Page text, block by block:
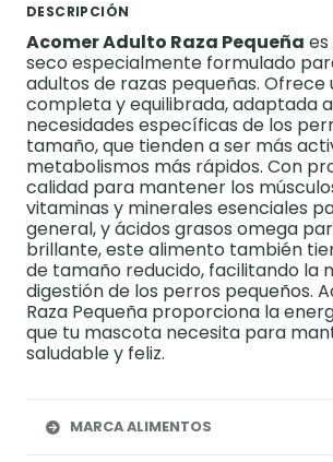
DESCRIPCIÓN
Acomer Adulto Raza Pequeña
seco especialmente formulado
adultos de razas pequeñas. Ofrece
completa y equilibrada, adaptada
necesidades específicas de los
tamaño, que tienden a ser más
metabolismos más rápidos. Con
calidad para mantener los
vitaminas y minerales esenciales
general, y ácidos grasos omega
brillante, este alimento también
de tamaño reducido, facilitando la
digestión de los perros pequeños.
Raza Pequeña proporciona la
que tu mascota necesita para
saludable y feliz.
MARCA ALIMENTOS